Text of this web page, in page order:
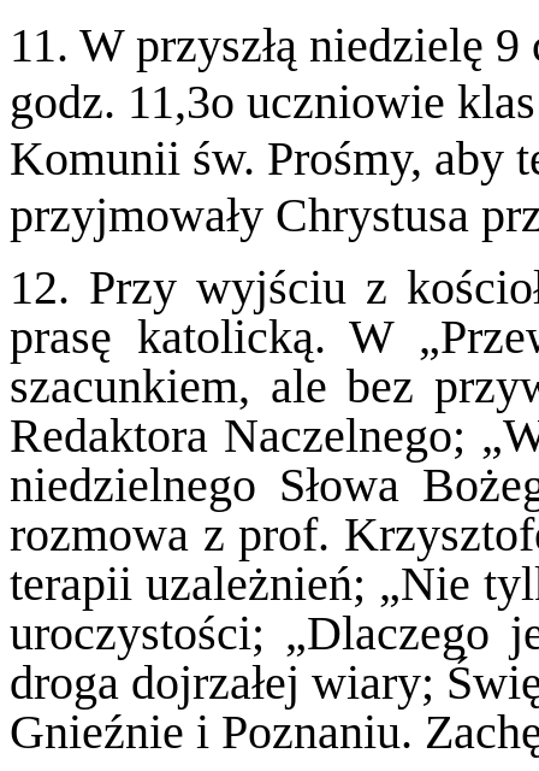
11. W przyszłą niedzielę
godz. 11,3o uczniowie
Komunii św. Prośmy, aby
przyjmowały Chrystusa
12. Przy wyjściu z
prasę katolicką. W
szacunkiem, ale bez
Redaktora Naczelnego;
niedzielnego Słowa
rozmowa z prof.
terapii uzależnień; „Nie
uroczystości; „Dlaczego
droga dojrzałej wiary;
Gnieźnie i Poznaniu.